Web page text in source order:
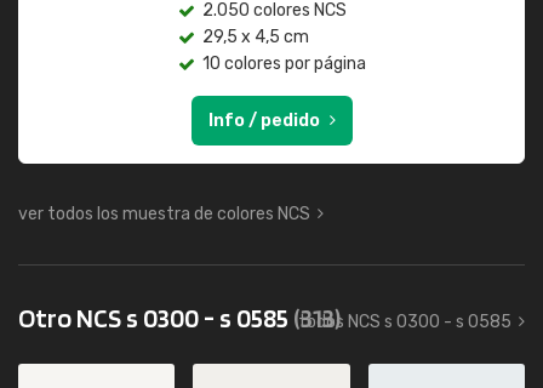
2.050 colores NCS
29,5 x 4,5 cm
10 colores por página
Info / pedido
ver todos los muestra de colores NCS
Otro NCS s 0300 - s 0585 (313)
todos NCS s 0300 - s 0585